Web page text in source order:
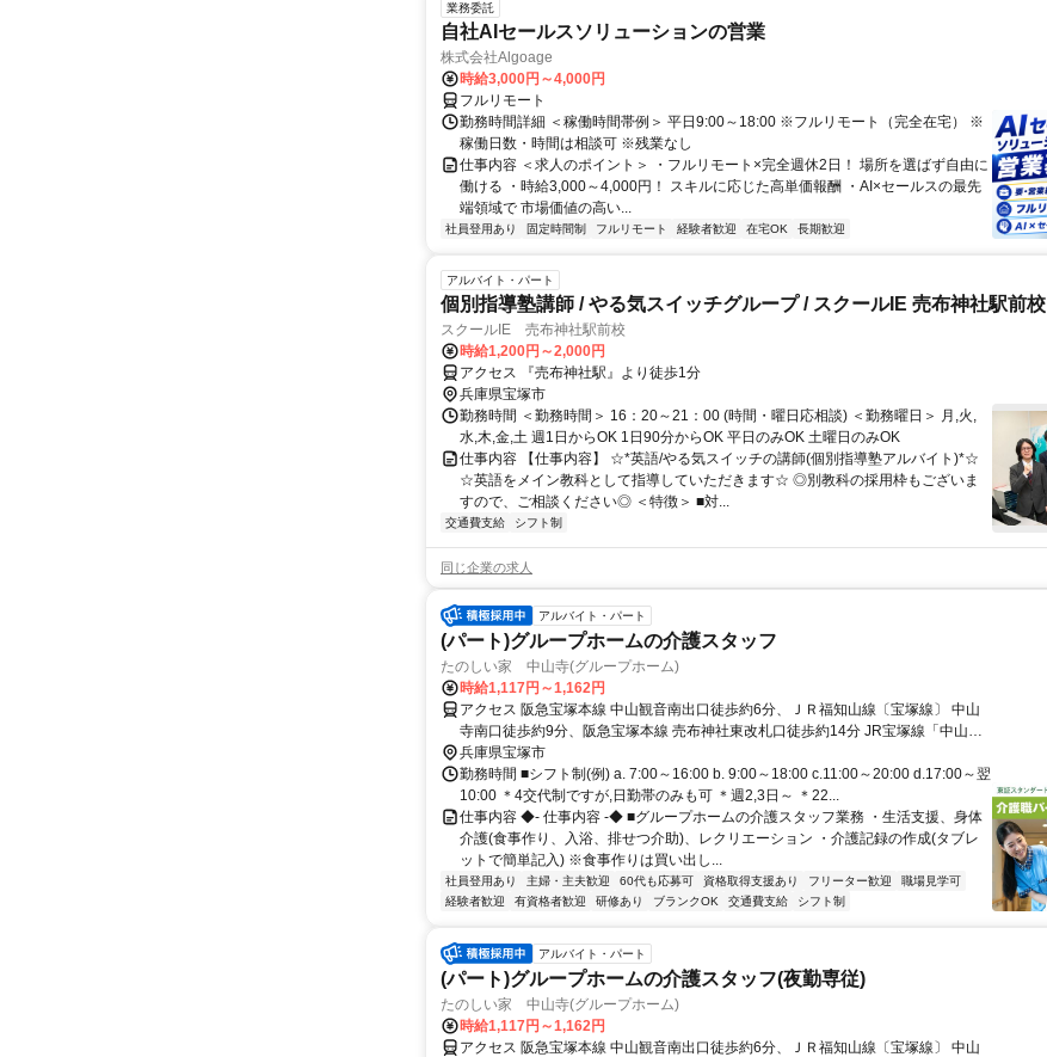
業務委託
自社AIセールスソリューションの営業
株式会社Algoage
時給3,000円～4,000円
フルリモート
勤務時間詳細 ＜稼働時間帯例＞ 平日9:00～18:00 ※フルリモート（完全在宅） ※
稼働日数・時間は相談可 ※残業なし
仕事内容 ＜求人のポイント＞ ・フルリモート×完全週休2日！ 場所を選ばず自由に
働ける ・時給3,000～4,000円！ スキルに応じた高単価報酬 ・AI×セールスの最先
端領域で 市場価値の高い...
社員登用あり 固定時間制 フルリモート 経験者歓迎 在宅OK 長期歓迎
アルバイト・パート
個別指導塾講師 / やる気スイッチグループ / スクールIE 売布神社駅前校
スクールIE 売布神社駅前校
時給1,200円～2,000円
アクセス 『売布神社駅』より徒歩1分
兵庫県宝塚市
勤務時間 ＜勤務時間＞ 16：20～21：00 (時間・曜日応相談) ＜勤務曜日＞ 月,火,
水,木,金,土 週1日からOK 1日90分からOK 平日のみOK 土曜日のみOK
仕事内容 【仕事内容】 ☆*英語/やる気スイッチの講師(個別指導塾アルバイト)*☆
☆英語をメイン教科として指導していただきます☆ ◎別教科の採用枠もございま
すので、ご相談ください◎ ＜特徴＞ ■対...
交通費支給 シフト制
同じ企業の求人
アルバイト・パート
(パート)グループホームの介護スタッフ
たのしい家 中山寺(グループホーム)
時給1,117円～1,162円
アクセス 阪急宝塚本線 中山観音南出口徒歩約6分、ＪＲ福知山線〔宝塚線〕 中山
寺南口徒歩約9分、阪急宝塚本線 売布神社東改札口徒歩約14分 JR宝塚線「中山
寺」駅から徒歩約6分
兵庫県宝塚市
勤務時間 ■シフト制(例) a. 7:00～16:00 b. 9:00～18:00 c.11:00～20:00 d.17:00～翌
10:00 ＊4交代制ですが,日勤帯のみも可 ＊週2,3日～ ＊22...
仕事内容 ◆- 仕事内容 -◆ ■グループホームの介護スタッフ業務 ・生活支援、身体
介護(食事作り、入浴、排せつ介助)、レクリエーション ・介護記録の作成(タブレ
ットで簡単記入) ※食事作りは買い出し...
社員登用あり 主婦・主夫歓迎 60代も応募可 資格取得支援あり フリーター歓迎
職場見学可
経験者歓迎
有資格者歓迎 研修あり ブランクOK 交通費支給 シフト制
アルバイト・パート
(パート)グループホームの介護スタッフ(夜勤専従)
たのしい家 中山寺(グループホーム)
時給1,117円～1,162円
アクセス 阪急宝塚本線 中山観音南出口徒歩約6分、ＪＲ福知山線〔宝塚線〕 中山